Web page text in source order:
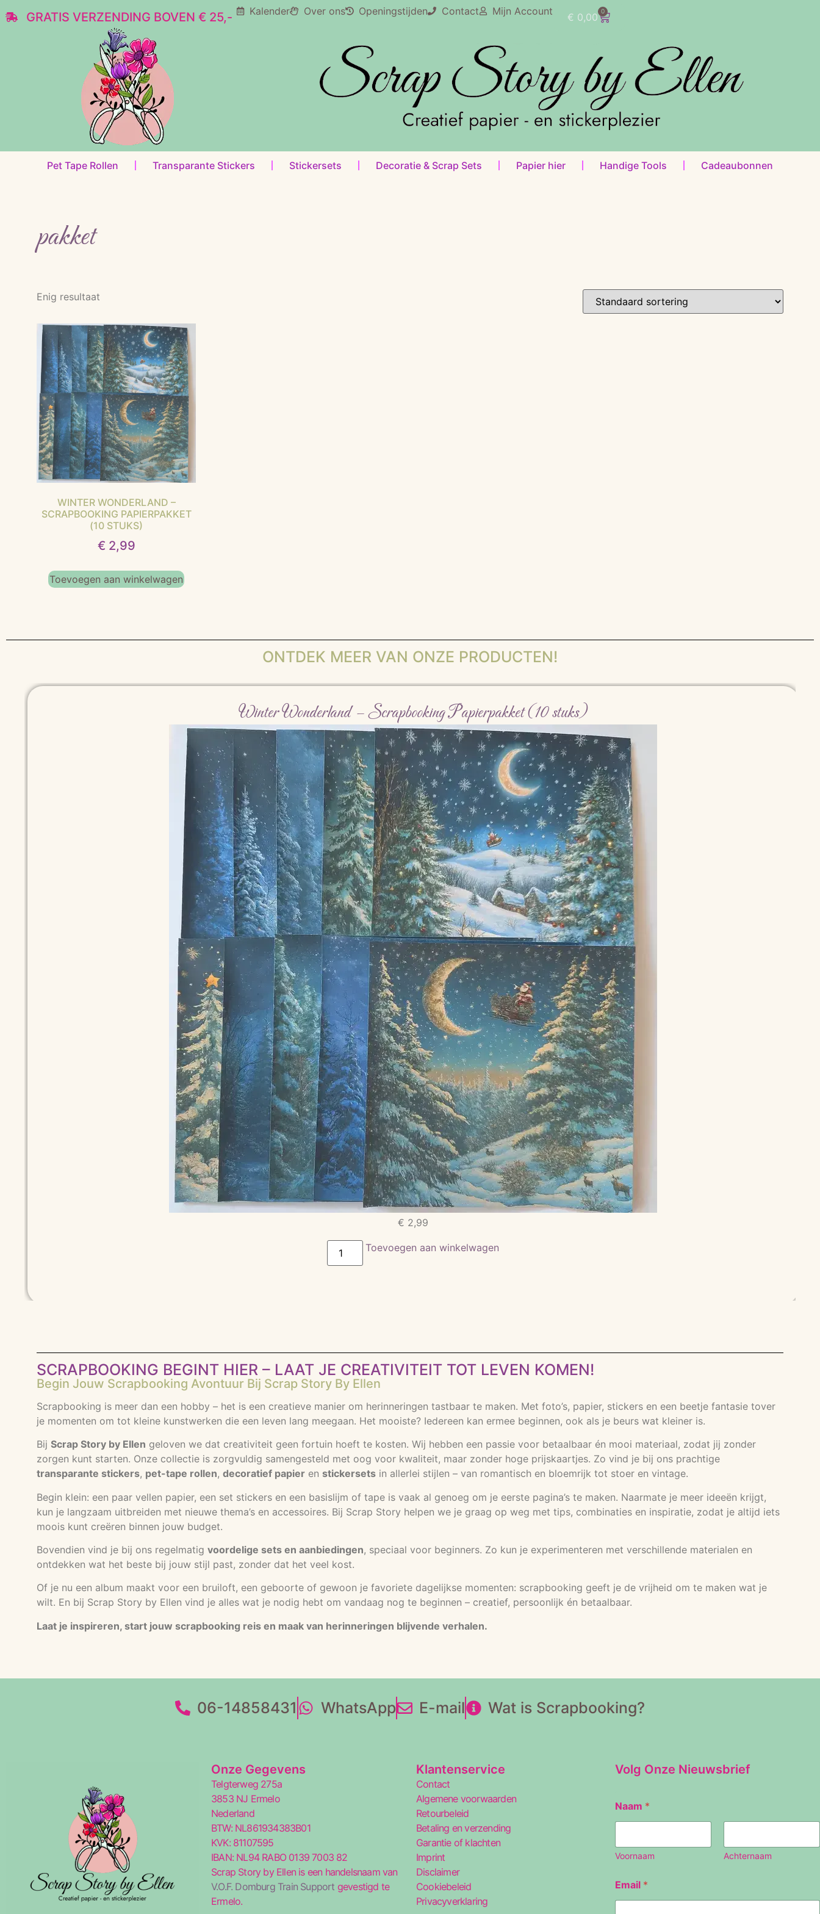
GRATIS VERZENDING BOVEN € 25,- Kalender Over ons Openingstijden Contact Mijn Account € 0,00 0
Pet Tape Rollen Transparante Stickers Stickersets Decoratie & Scrap Sets Papier hier Handige Tools Cadeaubonnen
pakket
Enig resultaat
WINTER WONDERLAND –
SCRAPBOOKING PAPIERPAKKET
(10 STUKS)
€ 2,99
Toevoegen aan winkelwagen
ONTDEK MEER VAN ONZE PRODUCTEN!
Winter Wonderland – Scrapbooking Papierpakket (10 stuks)
€ 2,99
Toevoegen aan winkelwagen
SCRAPBOOKING BEGINT HIER – LAAT JE CREATIVITEIT TOT LEVEN KOMEN!
Begin Jouw Scrapbooking Avontuur Bij Scrap Story By Ellen
Scrapbooking is meer dan een hobby – het is een creatieve manier om herinneringen tastbaar te maken. Met foto’s, papier, stickers en een beetje fantasie tover
je momenten om tot kleine kunstwerken die een leven lang meegaan. Het mooiste? Iedereen kan ermee beginnen, ook als je beurs wat kleiner is.
Bij Scrap Story by Ellen geloven we dat creativiteit geen fortuin hoeft te kosten. Wij hebben een passie voor betaalbaar én mooi materiaal, zodat jij zonder
zorgen kunt starten. Onze collectie is zorgvuldig samengesteld met oog voor kwaliteit, maar zonder hoge prijskaartjes. Zo vind je bij ons prachtige
transparante stickers, pet-tape rollen, decoratief papier en stickersets in allerlei stijlen – van romantisch en bloemrijk tot stoer en vintage.
Begin klein: een paar vellen papier, een set stickers en een basislijm of tape is vaak al genoeg om je eerste pagina’s te maken. Naarmate je meer ideeën krijgt,
kun je langzaam uitbreiden met nieuwe thema’s en accessoires. Bij Scrap Story helpen we je graag op weg met tips, combinaties en inspiratie, zodat je altijd iets
moois kunt creëren binnen jouw budget.
Bovendien vind je bij ons regelmatig voordelige sets en aanbiedingen, speciaal voor beginners. Zo kun je experimenteren met verschillende materialen en
ontdekken wat het beste bij jouw stijl past, zonder dat het veel kost.
Of je nu een album maakt voor een bruiloft, een geboorte of gewoon je favoriete dagelijkse momenten: scrapbooking geeft je de vrijheid om te maken wat je
wilt. En bij Scrap Story by Ellen vind je alles wat je nodig hebt om vandaag nog te beginnen – creatief, persoonlijk én betaalbaar.
Laat je inspireren, start jouw scrapbooking reis en maak van herinneringen blijvende verhalen.
06-14858431 WhatsApp E-mail Wat is Scrapbooking?
Onze Gegevens
Telgterweg 275a
3853 NJ Ermelo
Nederland
BTW: NL861934383B01
KVK: 81107595
IBAN: NL94 RABO 0139 7003 82
Scrap Story by Ellen is een handelsnaam van
V.O.F. Domburg Train Support gevestigd te
Ermelo.
Klantenservice
Contact
Algemene voorwaarden
Retourbeleid
Betaling en verzending
Garantie of klachten
Imprint
Disclaimer
Cookiebeleid
Privacyverklaring
Volg Onze Nieuwsbrief
a
a
E
m
i
l
Naam *
Voornaam Achternaam
Email *